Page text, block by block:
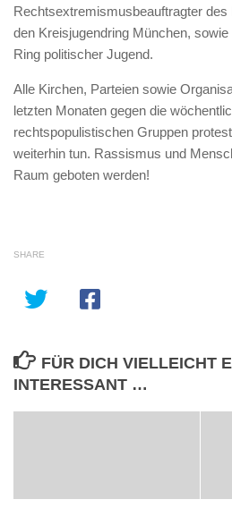
Rechtsextremismusbeauftragter des
den Kreisjugendring München,
Ring politischer Jugend.
Alle Kirchen, Parteien sowie
letzten Monaten gegen die
rechtspopulistischen Gruppen
weiterhin tun. Rassismus und
Raum geboten werden!
SHARE
FÜR DICH VIELLEICHT
INTERESSANT …